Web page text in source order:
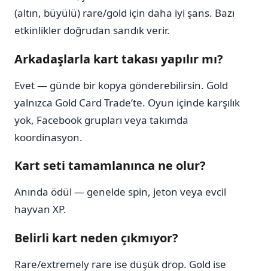
(altın, büyülü) rare/gold için daha iyi şans. Bazı
etkinlikler doğrudan sandık verir.
Arkadaşlarla kart takası yapılır mı?
Evet — günde bir kopya gönderebilirsin. Gold
yalnızca Gold Card Trade’te. Oyun içinde karşılık
yok, Facebook grupları veya takımda
koordinasyon.
Kart seti tamamlanınca ne olur?
Anında ödül — genelde spin, jeton veya evcil
hayvan XP.
Belirli kart neden çıkmıyor?
Rare/extremely rare ise düşük drop. Gold ise